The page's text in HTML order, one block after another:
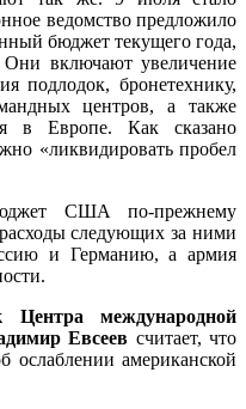
ведомство предложило
бюджет текущего года,
включают увеличение
подлодок, бронетехнику,
центров, а также
в Европе. Как сказано
«ликвидировать пробел
США по-прежнему
следующих за ними
и Германию, а армия
международной
Евсеев считает, что
ослаблении американской